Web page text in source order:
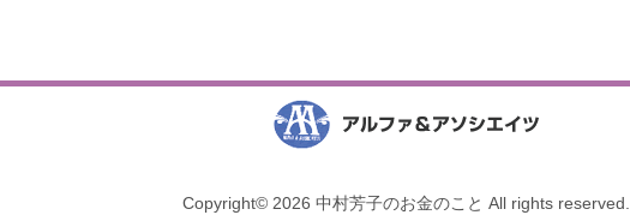
Copyright© 2026 中村芳子のお金のこと All rights reserved.